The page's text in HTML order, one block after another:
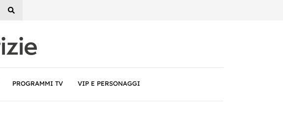
PROGRAMMI TV VIP E PERSONAGGI